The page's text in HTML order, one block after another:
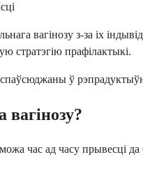
вагінозу з-за іх
стратэгію прафілактыкі.
ў
час ад часу